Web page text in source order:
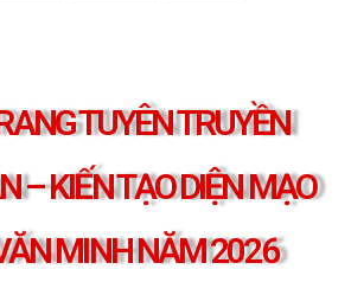
TUYÊN TRUYỀN
– KIẾN TẠO DIỆN MẠO
MINH NĂM 2026